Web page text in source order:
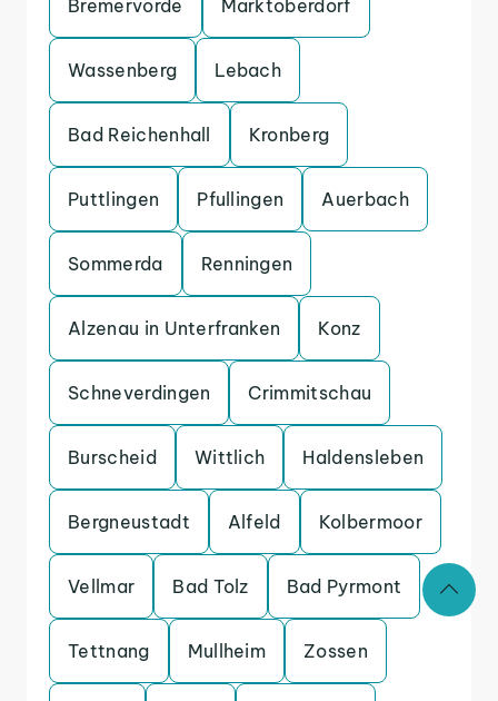
Bremervorde Marktoberdorf
Wassenberg Lebach
Bad Reichenhall Kronberg
Puttlingen Pfullingen Auerbach
Sommerda Renningen
Alzenau in Unterfranken Konz
Schneverdingen Crimmitschau
Burscheid Wittlich Haldensleben
Bergneustadt Alfeld Kolbermoor
Vellmar Bad Tolz Bad Pyrmont
Tettnang Mullheim Zossen